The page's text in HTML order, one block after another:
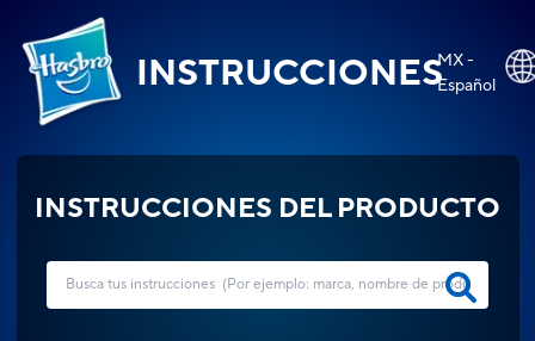
INSTRUCCIONESMX -
Español
INSTRUCCIONES DEL PRODUCTO